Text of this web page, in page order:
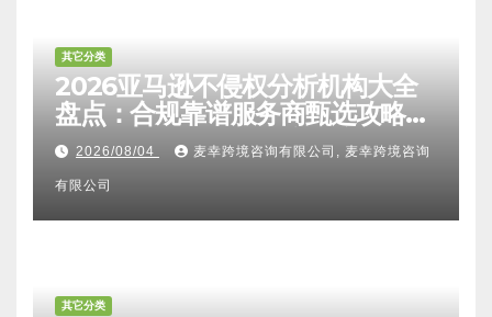
其它分类
2026亚马逊不侵权分析机构大全
盘点：合规靠谱服务商甄选攻略、
避坑FAQ及标杆机构实力详解
2026/08/04 麦幸跨境咨询有限公司, 麦幸跨境咨询
有限公司
其它分类